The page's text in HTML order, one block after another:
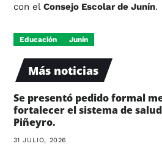
con el Consejo Escolar de Junín.
Educación Junín
Más noticias
Se presentó pedido formal
fortalecer el sistema de
Piñeyro.
31 JULIO, 2026